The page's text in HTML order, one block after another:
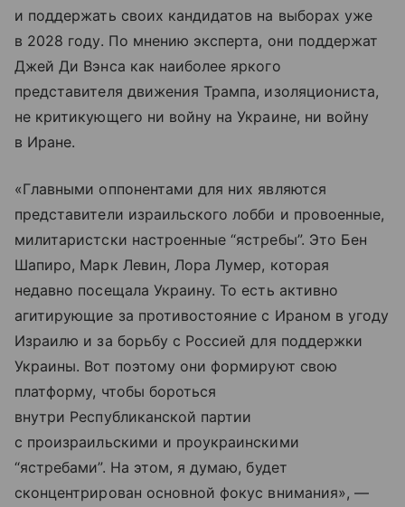
и поддержать своих кандидатов на выборах уже
в 2028 году. По мнению эксперта, они поддержат
Джей Ди Вэнса как наиболее яркого
представителя движения Трампа, изоляциониста,
не критикующего ни войну на Украине, ни войну
в Иране.
«Главными оппонентами для них являются
представители израильского лобби и провоенные,
милитаристски настроенные “ястребы”. Это Бен
Шапиро, Марк Левин, Лора Лумер, которая
недавно посещала Украину. То есть активно
агитирующие за противостояние с Ираном в угоду
Израилю и за борьбу с Россией для поддержки
Украины. Вот поэтому они формируют свою
платформу, чтобы бороться
внутри Республиканской партии
с произраильскими и проукраинскими
“ястребами”. На этом, я думаю, будет
сконцентрирован основной фокус внимания», —